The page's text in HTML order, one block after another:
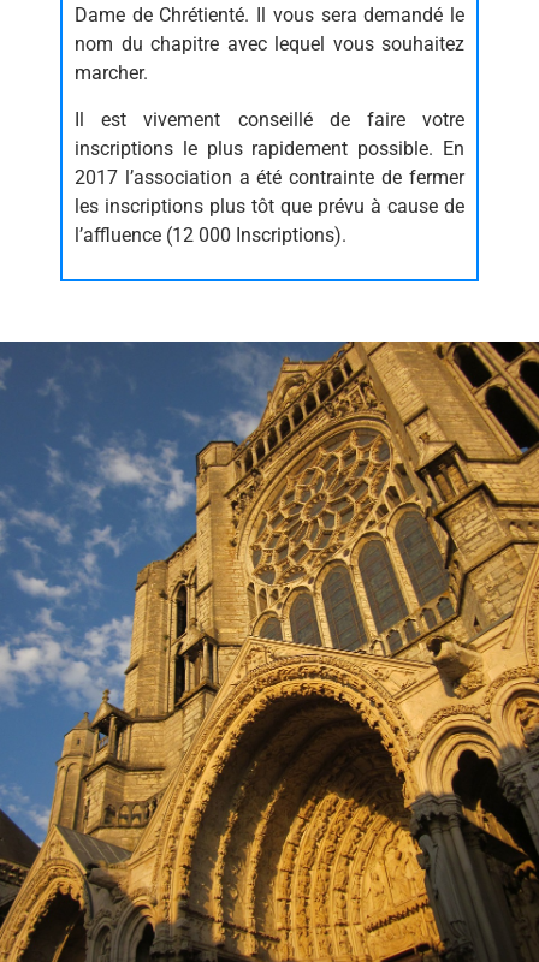
Dame de Chrétienté. Il vous sera demandé le
nom du chapitre avec lequel vous souhaitez
marcher.
Il est vivement conseillé de faire votre
inscriptions le plus rapidement possible. En
2017 l’association a été contrainte de fermer
les inscriptions plus tôt que prévu à cause de
l’affluence (12 000 Inscriptions).